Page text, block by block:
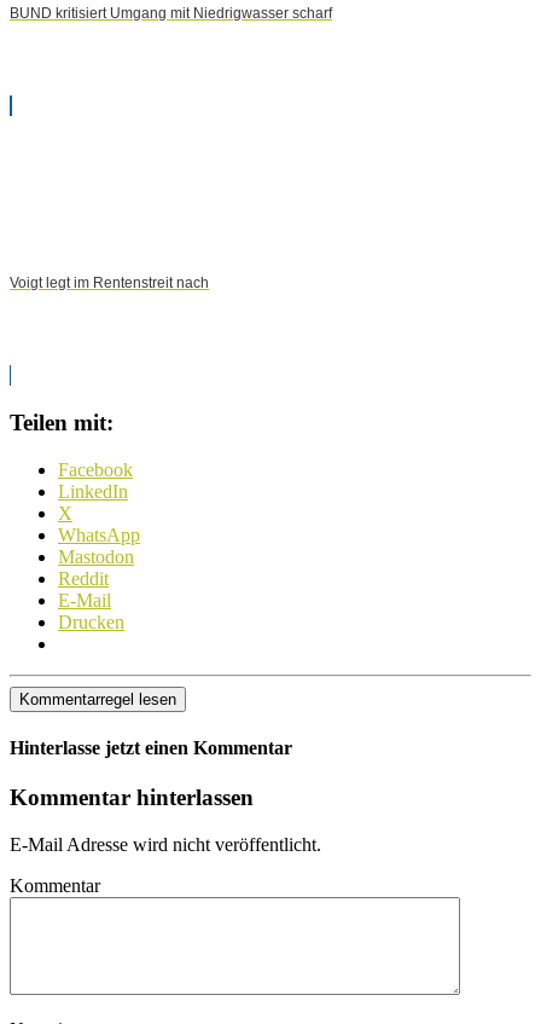
BUND kritisiert Umgang mit Niedrigwasser scharf
Voigt legt im Rentenstreit nach
Teilen mit:
Facebook
LinkedIn
X
WhatsApp
Mastodon
Reddit
E-Mail
Drucken
Kommentarregel lesen
Hinterlasse jetzt einen Kommentar
Kommentar hinterlassen
E-Mail Adresse wird nicht veröffentlicht.
Kommentar